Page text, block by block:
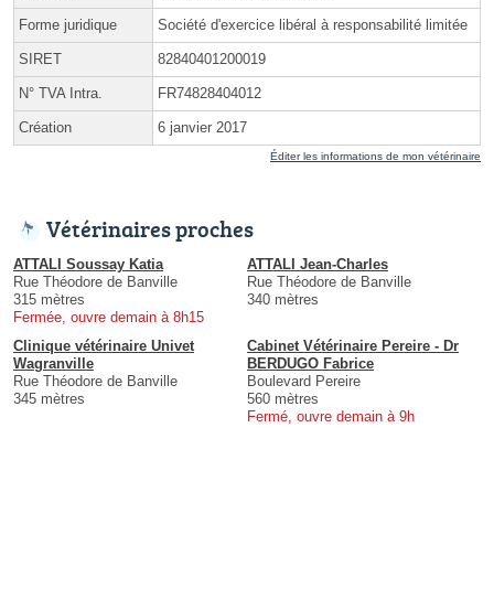
Forme juridique Société d'exercice libéral à responsabilité limitée
SIRET 82840401200019
N° TVA Intra. FR74828404012
Création 6 janvier 2017
Éditer les informations de mon vétérinaire
Vétérinaires proches
ATTALI Soussay Katia
Rue Théodore de Banville
315 mètres
Fermée, ouvre demain à 8h15
ATTALI Jean-Charles
Rue Théodore de Banville
340 mètres
Clinique vétérinaire Univet
Wagranville
Rue Théodore de Banville
345 mètres
Cabinet Vétérinaire Pereire - Dr
BERDUGO Fabrice
Boulevard Pereire
560 mètres
Fermé, ouvre demain à 9h